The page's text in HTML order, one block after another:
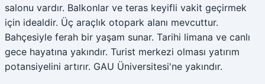
salonu vardır. Balkonlar ve teras keyifli vakit geçirmek
için idealdir. Üç araçlık otopark alanı mevcuttur.
Bahçesiyle ferah bir yaşam sunar. Tarihi limana ve canlı
gece hayatına yakındır. Turist merkezi olması yatırım
potansiyelini artırır. GAU Üniversitesi'ne yakındır.